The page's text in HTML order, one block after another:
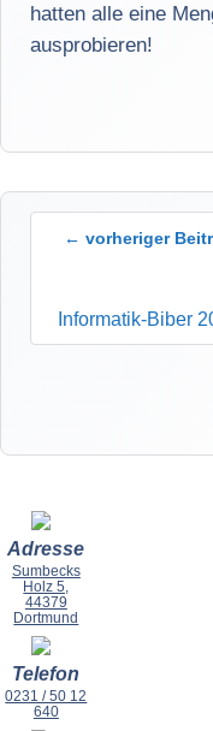
hatten alle eine
ausprobieren!
← vorheriger
Informatik-Biber
Adresse
Sumbecks
Holz 5,
44379
Dortmund
Telefon
0231 / 50 12
640